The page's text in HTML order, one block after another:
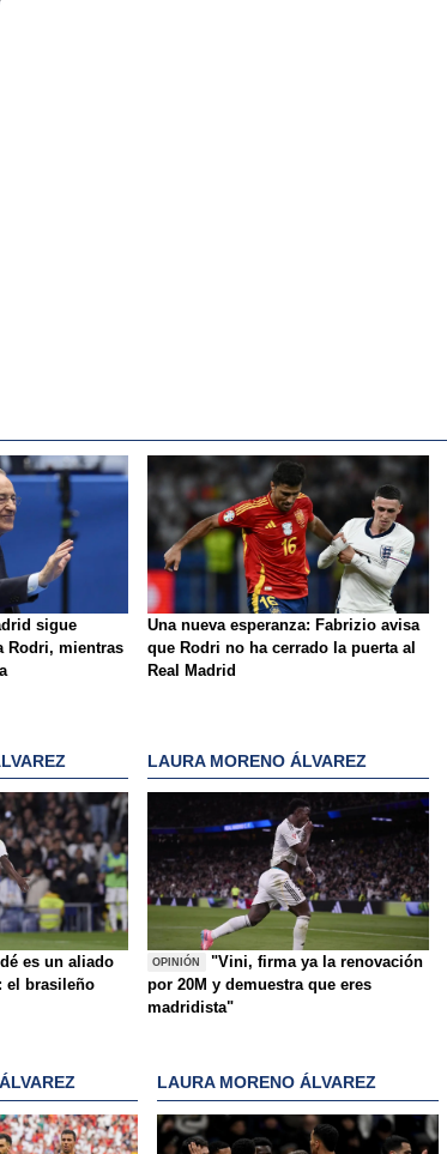
sigue
Rodri, mientras
Una nueva esperanza: Fabrizio avisa
que Rodri no ha cerrado la puerta al
Real Madrid
es un aliado
el brasileño
LAURA MORENO ÁLVAREZ
OPINIÓN
"Vini, firma ya la renovación
por 20M y demuestra que eres
madridista"
LAURA MORENO ÁLVAREZ